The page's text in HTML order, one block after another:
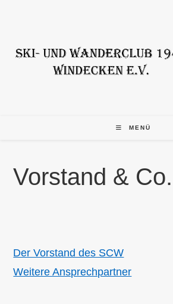
MENÜ
Vorstand & Co.
Der Vorstand des SCW
Weitere Ansprechpartner